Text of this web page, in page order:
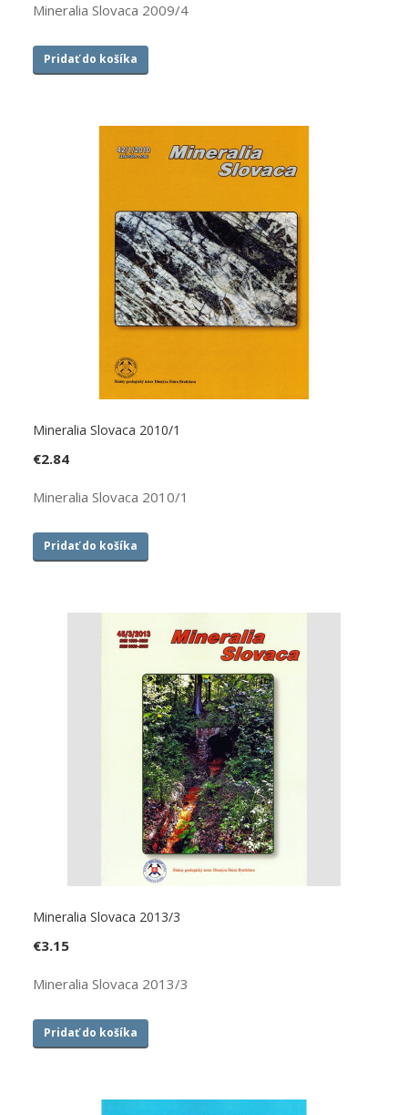
Mineralia Slovaca 2009/4
Pridať do košíka
Mineralia Slovaca 2010/1
€2.84
Mineralia Slovaca 2010/1
Pridať do košíka
Mineralia Slovaca 2013/3
€3.15
Mineralia Slovaca 2013/3
Pridať do košíka